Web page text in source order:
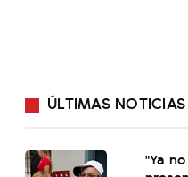
ÚLTIMAS NOTICIAS
"Ya